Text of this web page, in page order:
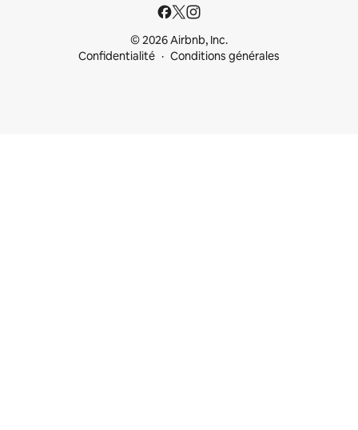
© 2026 Airbnb, Inc.
Confidentialité
Conditions générales